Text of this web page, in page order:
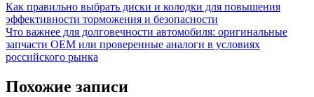
Как правильно выбрать диски и колодки для повышения
эффективности торможения и безопасности
Что важнее для долговечности автомобиля: оригинальные
запчасти OEM или проверенные аналоги в условиях
российского рынка
Похожие записи